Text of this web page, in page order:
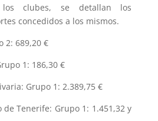
los clubes, se detallan los
concedidos a los mismos.
2: 689,20 €
1: 186,30 €
Grupo 1: 2.389,75 €
de Tenerife: Grupo 1: 1.451,32 y